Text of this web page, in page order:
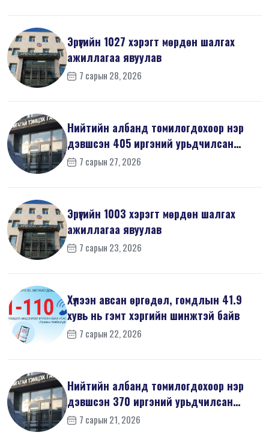
Эрүүгийн 1027 хэрэгт мөрдөн шалгах
ажиллагаа явуулав
7 сарын 28, 2026
Нийтийн албанд томилогдохоор нэр
дэвшсэн 405 иргэний урьдчилсан
мэдүүл...
7 сарын 27, 2026
Эрүүгийн 1003 хэрэгт мөрдөн шалгах
ажиллагаа явуулав
7 сарын 23, 2026
Хүлээн авсан өргөдөл, гомдлын 41.9
хувь нь гэмт хэргийн шинжтэй байв
7 сарын 22, 2026
Нийтийн албанд томилогдохоор нэр
дэвшсэн 370 иргэний урьдчилсан
мэдүүл...
7 сарын 21, 2026